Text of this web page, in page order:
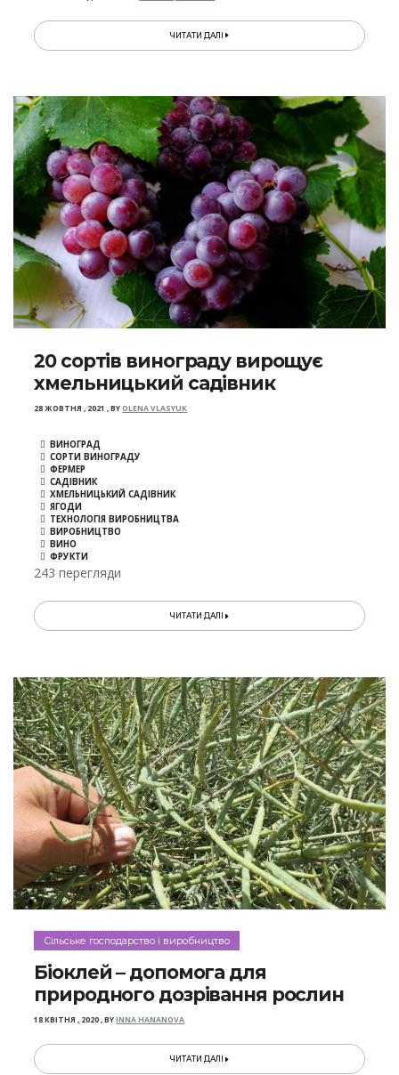
ЧИТАТИ ДАЛІ
20 сортів винограду вирощує
хмельницький садівник
28 ЖОВТНЯ , 2021 ,BYOLENA VLASYUK
ВИНОГРАД
СОРТИ ВИНОГРАДУ
ФЕРМЕР
САДІВНИК
ХМЕЛЬНИЦЬКИЙ САДІВНИК
ЯГОДИ
ТЕХНОЛОГІЯ ВИРОБНИЦТВА
ВИРОБНИЦТВО
ВИНО
ФРУКТИ
243 перегляди
ЧИТАТИ ДАЛІ
Сільське господарство і виробництво
Біоклей – допомога для
природного дозрівання рослин
18 КВІТНЯ , 2020,BYINNA HANANOVA
ЧИТАТИ ДАЛІ